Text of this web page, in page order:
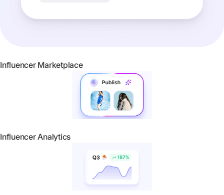
Influencer Marketplace
Influencer Analytics